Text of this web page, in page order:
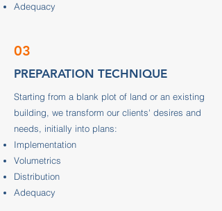
Adequacy
03
PREPARATION TECHNIQUE
Starting from a blank plot of land or an existing
building, we transform our clients' desires and
needs, initially into plans:
Implementation
Volumetrics
Distribution
Adequacy